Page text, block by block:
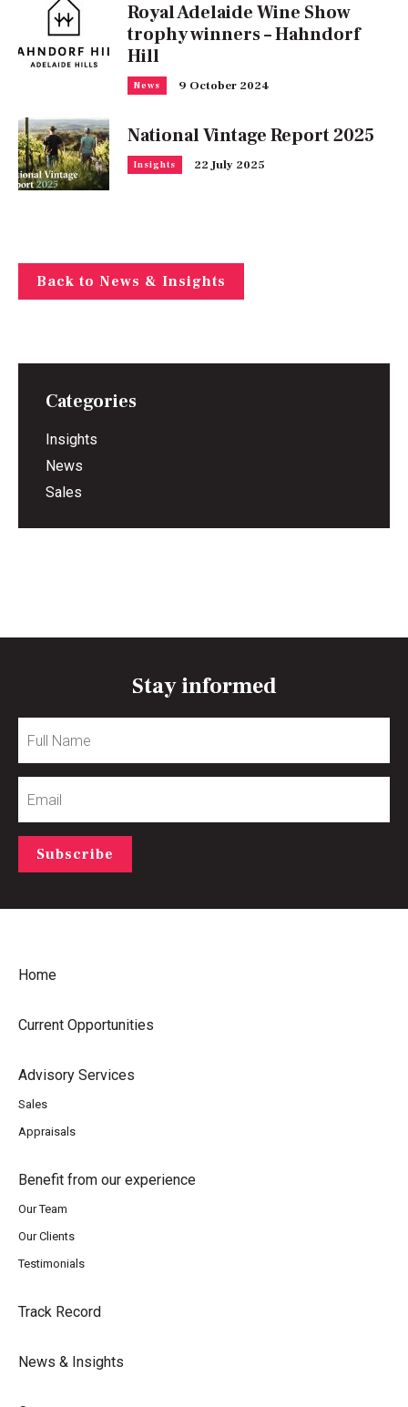
Royal Adelaide Wine Show
trophy winners – Hahndorf
Hill
News 9 October 2024
National Vintage Report 2025
Insights 22 July 2025
Back to News & Insights
Categories
Insights
News
Sales
Stay informed
Name
Subscribe
Home
Current Opportunities
Advisory Services
Sales
Appraisals
Benefit from our experience
Our Team
Our Clients
Testimonials
Track Record
News & Insights